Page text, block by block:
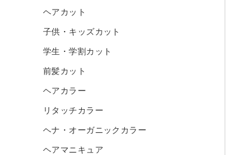
ヘアカット
子供・キッズカット
学生・学割カット
前髪カット
ヘアカラー
リタッチカラー
ヘナ・オーガニックカラー
ヘアマニキュア